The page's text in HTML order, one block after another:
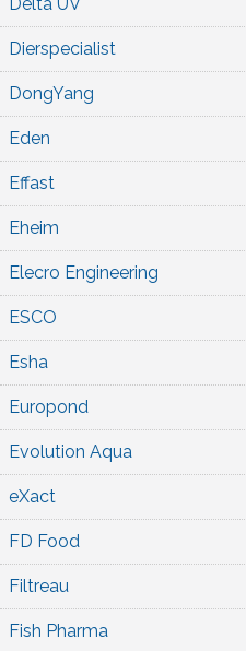
Dierspecialist
DongYang
Eden
Effast
Eheim
Elecro Engineering
ESCO
Esha
Europond
Evolution Aqua
eXact
FD Food
Filtreau
Fish Pharma